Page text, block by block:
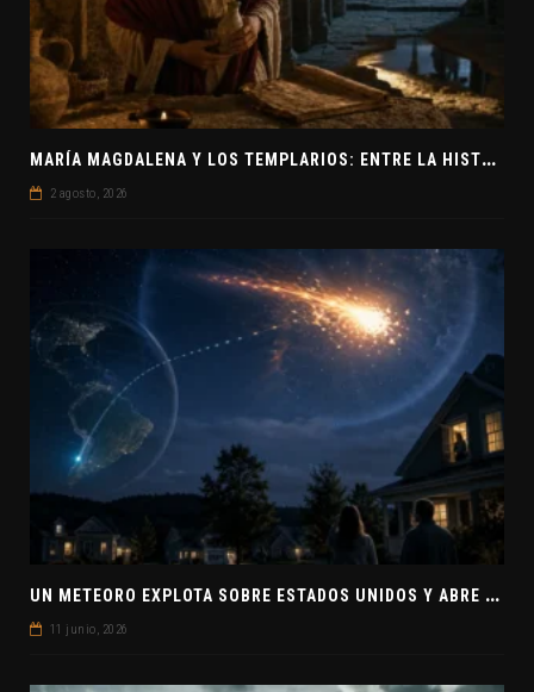
M
ARÍA MAGDALENA Y LOS TEMPLARIOS: ENTRE LA HISTORIA Y EL MISTERIO
2 agosto, 2026
U
N METEORO EXPLOTA SOBRE ESTADOS UNIDOS Y ABRE LA PISTA DE POLAR-IM, UN POSIBLE VISITANTE INTERESTELAR
11 junio, 2026